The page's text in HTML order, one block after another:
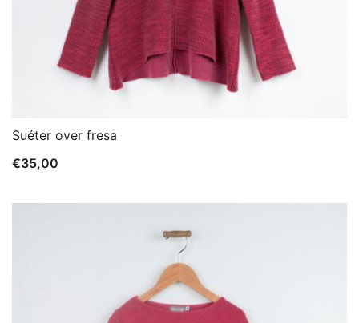
Suéter over fresa
€35,00